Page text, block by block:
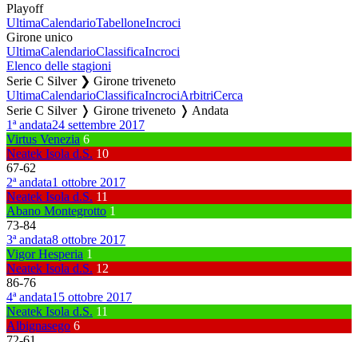
Playoff
UltimaCalendarioTabelloneIncroci
Girone unico
UltimaCalendarioClassificaIncroci
Elenco delle stagioni
Serie C Silver ❯ Girone triveneto
UltimaCalendarioClassificaIncrociArbitriCerca
Serie C Silver ❭ Girone triveneto ❭ Andata
1ª andata24 settembre 2017
Virtus Venezia 6
Neatek Isola d.S. 10
67-62
2ª andata1 ottobre 2017
Neatek Isola d.S. 11
Abano Montegrotto 1
73-84
3ª andata8 ottobre 2017
Vigor Hesperia 1
Neatek Isola d.S. 12
86-76
4ª andata15 ottobre 2017
Neatek Isola d.S. 11
Albignasego 6